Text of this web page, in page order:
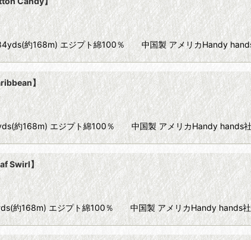
約168m) エジプト綿100％ 中国製 アメリカHandy
】
約168m) エジプト綿100％ 中国製 アメリカHandy hands
Swirl】
168m) エジプト綿100％ 中国製 アメリカHandy hands